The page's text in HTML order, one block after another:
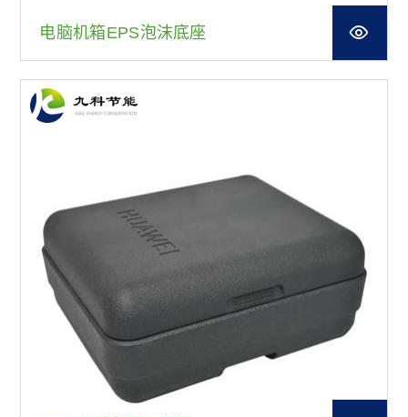
电脑机箱EPS泡沫底座